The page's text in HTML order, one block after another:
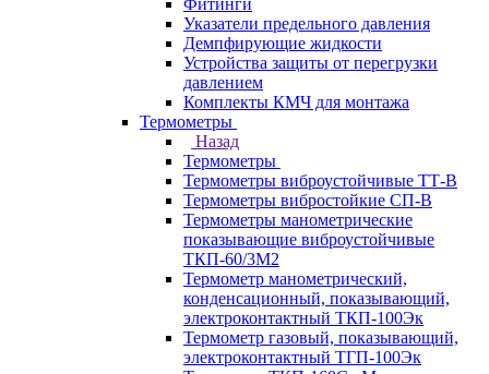
Фитинги
Указатели предельного давления
Демпфирующие жидкости
Устройства защиты от перегрузки
давлением
Комплекты КМЧ для монтажа
Термометры
Назад
Термометры
Термометры виброустойчивые ТТ-В
Термометры вибростойкие СП-В
Термометры манометрические
показывающие виброустойчивые
ТКП-60/3М2
Термометр манометрический,
конденсационный, показывающий,
электроконтактный ТКП-100Эк
Термометр газовый, показывающий,
электроконтактный ТГП-100Эк